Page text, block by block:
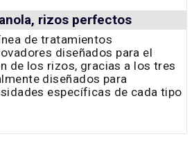
rizos perfectos
de tratamientos
diseñados para el
de los rizos, gracias a los tres
diseñados para
específicas de cada tipo